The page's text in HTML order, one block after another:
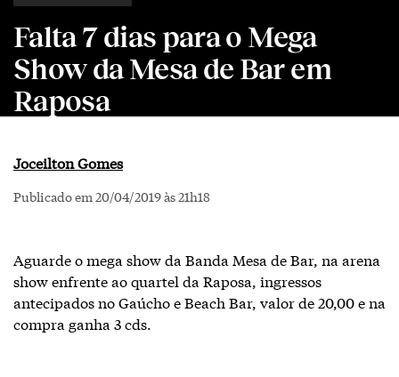
Falta 7 dias para o Mega
Show da Mesa de Bar em
Raposa
Joceilton Gomes
Publicado em 20/04/2019 às 21h18
Aguarde o mega show da Banda Mesa de Bar, na arena
show enfrente ao quartel da Raposa, ingressos
antecipados no Gaúcho e Beach Bar, valor de 20,00 e na
compra ganha 3 cds.